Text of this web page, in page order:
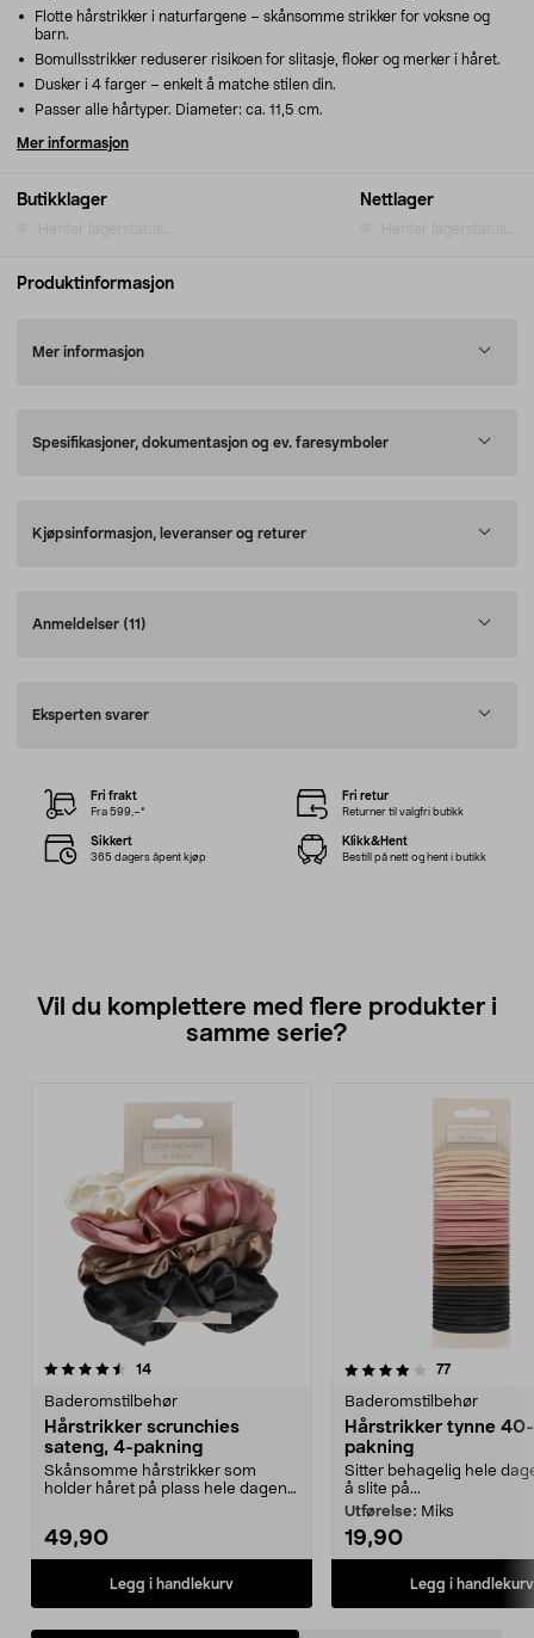
Butikklager Nettlager
Flotte hårstrikker i naturfargene – skånsomme strikker for voksne og
barn.
Bomullsstrikker reduserer risikoen for slitasje, floker og merker i håret.
Dusker i 4 farger – enkelt å matche stilen din.
Passer alle hårtyper. Diameter: ca. 11,5 cm.
Mer informasjon
Produktinformasjon
Mer informasjon
Spesifikasjoner, dokumentasjon og ev. faresymboler
Kjøpsinformasjon, leveranser og returer
Anmeldelser (11)
Eksperten svarer
Fri frakt
Fra 599,–*
Fri retur
Returner til valgfri butikk
Sikkert
365 dagers åpent kjøp
Klikk&Hent
Bestill på nett og hent i butikk
Vil du komplettere med flere produkter i
samme serie?
14anmeldelser
Baderomstilbehør
Hårstrikker scrunchies
sateng, 4-pakning
Skånsomme hårstrikker som
holder håret på plass hele dagen.
49,90
Legg i handlekurv
4.0av 5 stjerner 77anmeldelser
Baderomstilbehør
Hårstrikker tynne 40-
pakning
Sitter behagelig hele
å slite på...
Utførelse: Miks
19,90
Legg i handlekurv
4.0av 5 stjerner